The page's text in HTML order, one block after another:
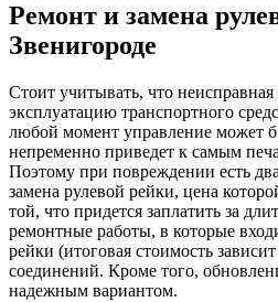
Ремонт и замена
Звенигороде
Стоит учитывать, что неисправная
эксплуатацию транспортного
любой момент управление может
непременно приведет к самым
Поэтому при повреждении есть
замена рулевой рейки, цена
той, что придется заплатить за
ремонтные работы, в которые
рейки (итоговая стоимость
соединений. Кроме того,
надежным вариантом.